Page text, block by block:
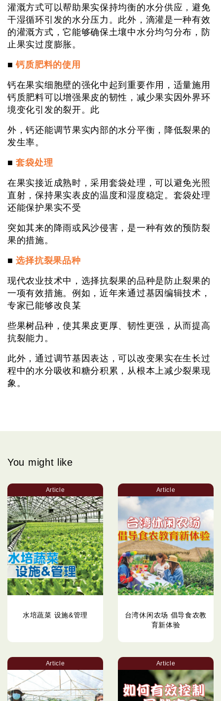
灌溉方式可以帮助果实保持均衡的水分供应，避免
干湿循环引发的水分压力。此外，滴灌是一种有效
的灌溉方式，它能够确保土壤中水分均匀分布，防
止果实过度膨胀。
■钙质肥料的使用
钙在果实细胞壁的强化中起到重要作用，适量施用
钙质肥料可以增强果皮的韧性，减少果实因外界环
境变化引发的裂开。此
外，钙还能调节果实内部的水分平衡，降低裂果的
发生率。
■套袋处理
在果实接近成熟时，采用套袋处理，可以避免光照
直射，保持果实表皮的温度和湿度稳定。套袋处理
还能保护果实不受
突如其来的降雨或风沙侵害，是一种有效的预防裂
果的措施。
■ 选择抗裂果品种
现代农业技术中，选择抗裂果的品种是防止裂果的
一项有效措施。例如，近年来通过基因编辑技术，
专家已能够改良某
些果树品种，使其果皮更厚、韧性更强，从而提高
抗裂能力。
此外，通过调节基因表达，可以改变果实在生长过
程中的水分吸收和糖分积累，从根本上减少裂果现
象。
You might like
Article
水培蔬菜 设施&管理
Article
台湾休闲农场 倡导食农教
育新体验
Article Article